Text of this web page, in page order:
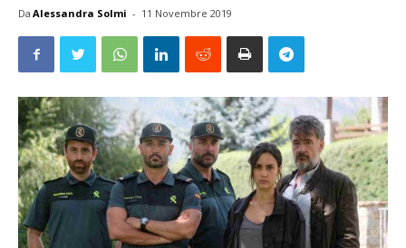
Da Alessandra Solmi - 11 Novembre 2019